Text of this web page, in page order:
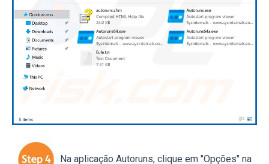
Na aplicação Autoruns, clique em "Opções" na